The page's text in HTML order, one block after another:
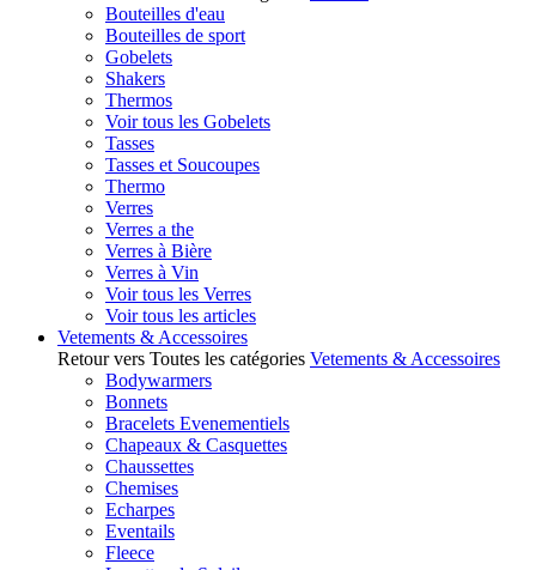
Bouteilles d'eau
Bouteilles de sport
Gobelets
Shakers
Thermos
Voir tous les Gobelets
Tasses
Tasses et Soucoupes
Thermo
Verres
Verres a the
Verres à Bière
Verres à Vin
Voir tous les Verres
Voir tous les articles
Vetements & Accessoires
Retour vers Toutes les catégories Vetements & Accessoires
Bodywarmers
Bonnets
Bracelets Evenementiels
Chapeaux & Casquettes
Chaussettes
Chemises
Echarpes
Eventails
Fleece